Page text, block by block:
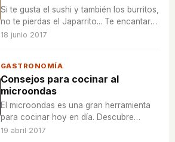
Si te gusta el sushi y también los burritos,
no te pierdas el Japarrito... Te encantará
la combinación de ambos elementos en
18 junio 2017
GASTRONOMÍA
Consejos para cocinar al
microondas
El microondas es una gran herramienta
para cocinar hoy en día. Descubre
algunos consejos para que tu cocina
19 abril 2017